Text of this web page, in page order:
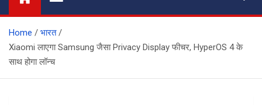
Home
भारत
Xiaomi लाएगा Samsung जैसा Privacy Display फीचर, HyperOS 4 के
साथ होगा लॉन्च